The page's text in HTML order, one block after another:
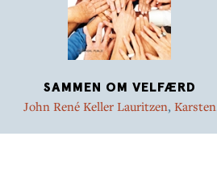
SAMMEN OM VELFÆRD
John René Keller Lauritzen, Karsten